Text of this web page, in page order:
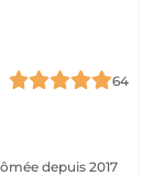
64
depuis 2017